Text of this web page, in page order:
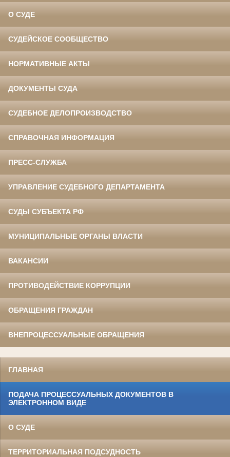
О СУДЕ
СУДЕЙСКОЕ СООБЩЕСТВО
НОРМАТИВНЫЕ АКТЫ
ДОКУМЕНТЫ СУДА
СУДЕБНОЕ ДЕЛОПРОИЗВОДСТВО
СПРАВОЧНАЯ ИНФОРМАЦИЯ
ПРЕСС-СЛУЖБА
УПРАВЛЕНИЕ СУДЕБНОГО ДЕПАРТАМЕНТА
СУДЫ СУБЪЕКТА РФ
МУНИЦИПАЛЬНЫЕ ОРГАНЫ ВЛАСТИ
ВАКАНСИИ
ПРОТИВОДЕЙСТВИЕ КОРРУПЦИИ
ОБРАЩЕНИЯ ГРАЖДАН
ВНЕПРОЦЕССУАЛЬНЫЕ ОБРАЩЕНИЯ
ГЛАВНАЯ
ПОДАЧА ПРОЦЕССУАЛЬНЫХ ДОКУМЕНТОВ В
ЭЛЕКТРОННОМ ВИДЕ
О СУДЕ
ТЕРРИТОРИАЛЬНАЯ ПОДСУДНОСТЬ